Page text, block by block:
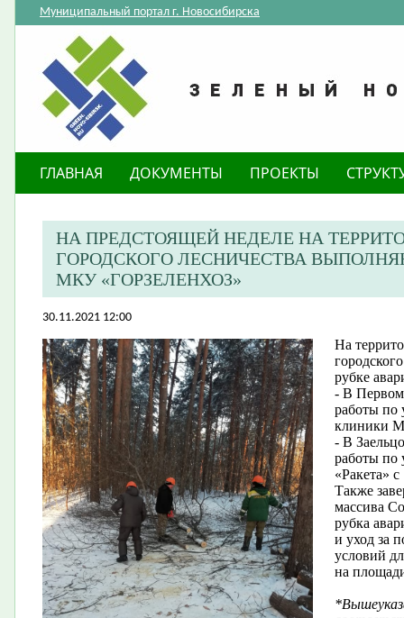
Муниципальный портал г. Новосибирска
ГЛАВНАЯ ДОКУМЕНТЫ ПРОЕКТЫ
​НА ПРЕДСТОЯЩЕЙ НЕДЕЛЕ НА
ГОРОДСКОГО ЛЕСНИЧЕСТВА
МКУ «ГОРЗЕЛЕНХОЗ»
30.11.2021 12:00
На
рубке
- В
работы по
клиники
- В
работы по
«Ракета»
Также
массива
рубка
и уход за
условий
на